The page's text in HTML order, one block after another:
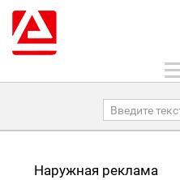
Наружная реклама